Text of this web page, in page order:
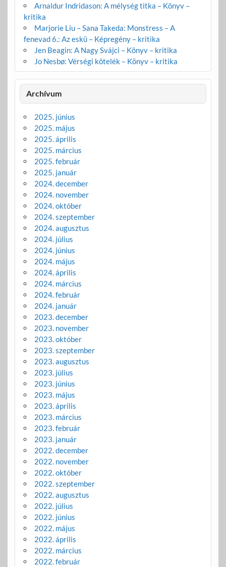
Arnaldur Indridason: A mélység titka – Könyv –
kritika
Marjorie Liu – Sana Takeda: Monstress – A
fenevad 6.: Az eskü – Képregény – kritika
Jen Beagin: A Nagy Svájci – Könyv – kritika
Jo Nesbø: Vérségi kötelék – Könyv – kritika
Archívum
2025. június
2025. május
2025. április
2025. március
2025. február
2025. január
2024. december
2024. november
2024. október
2024. szeptember
2024. augusztus
2024. július
2024. június
2024. május
2024. április
2024. március
2024. február
2024. január
2023. december
2023. november
2023. október
2023. szeptember
2023. augusztus
2023. július
2023. június
2023. május
2023. április
2023. március
2023. február
2023. január
2022. december
2022. november
2022. október
2022. szeptember
2022. augusztus
2022. július
2022. június
2022. május
2022. április
2022. március
2022. február